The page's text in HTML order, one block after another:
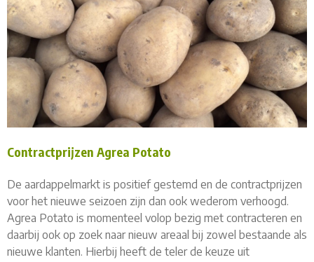
Contractprijzen Agrea Potato
De aardappelmarkt is positief gestemd en de contractprijzen
voor het nieuwe seizoen zijn dan ook wederom verhoogd.
Agrea Potato is momenteel volop bezig met contracteren en
daarbij ook op zoek naar nieuw areaal bij zowel bestaande als
nieuwe klanten. Hierbij heeft de teler de keuze uit